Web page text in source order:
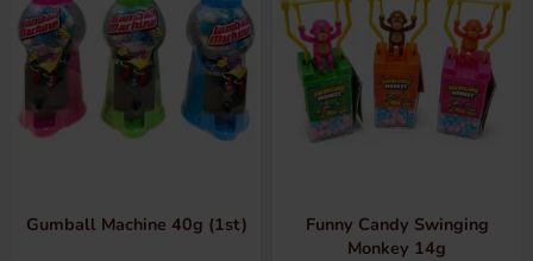
Gumball Machine 40g (1st)
Funny Candy Swinging
Monkey 14g